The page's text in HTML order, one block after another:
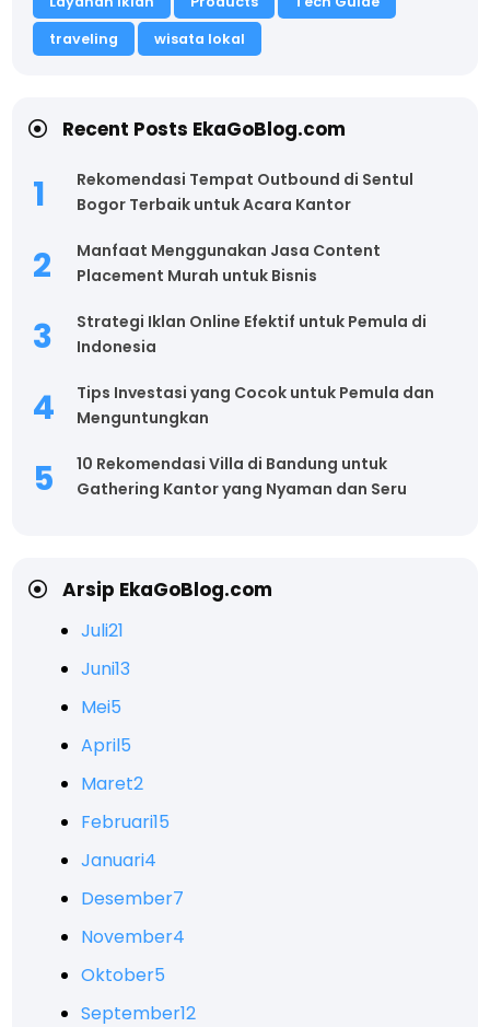
traveling
wisata lokal
Recent Posts EkaGoBlog.com
Rekomendasi Tempat Outbound di Sentul
Bogor Terbaik untuk Acara Kantor
Manfaat Menggunakan Jasa Content
Placement Murah untuk Bisnis
Strategi Iklan Online Efektif untuk Pemula di
Indonesia
Tips Investasi yang Cocok untuk Pemula dan
Menguntungkan
10 Rekomendasi Villa di Bandung untuk
Gathering Kantor yang Nyaman dan Seru
Arsip EkaGoBlog.com
Juli21
Juni13
Mei5
April5
Maret2
Februari15
Januari4
Desember7
November4
Oktober5
September12